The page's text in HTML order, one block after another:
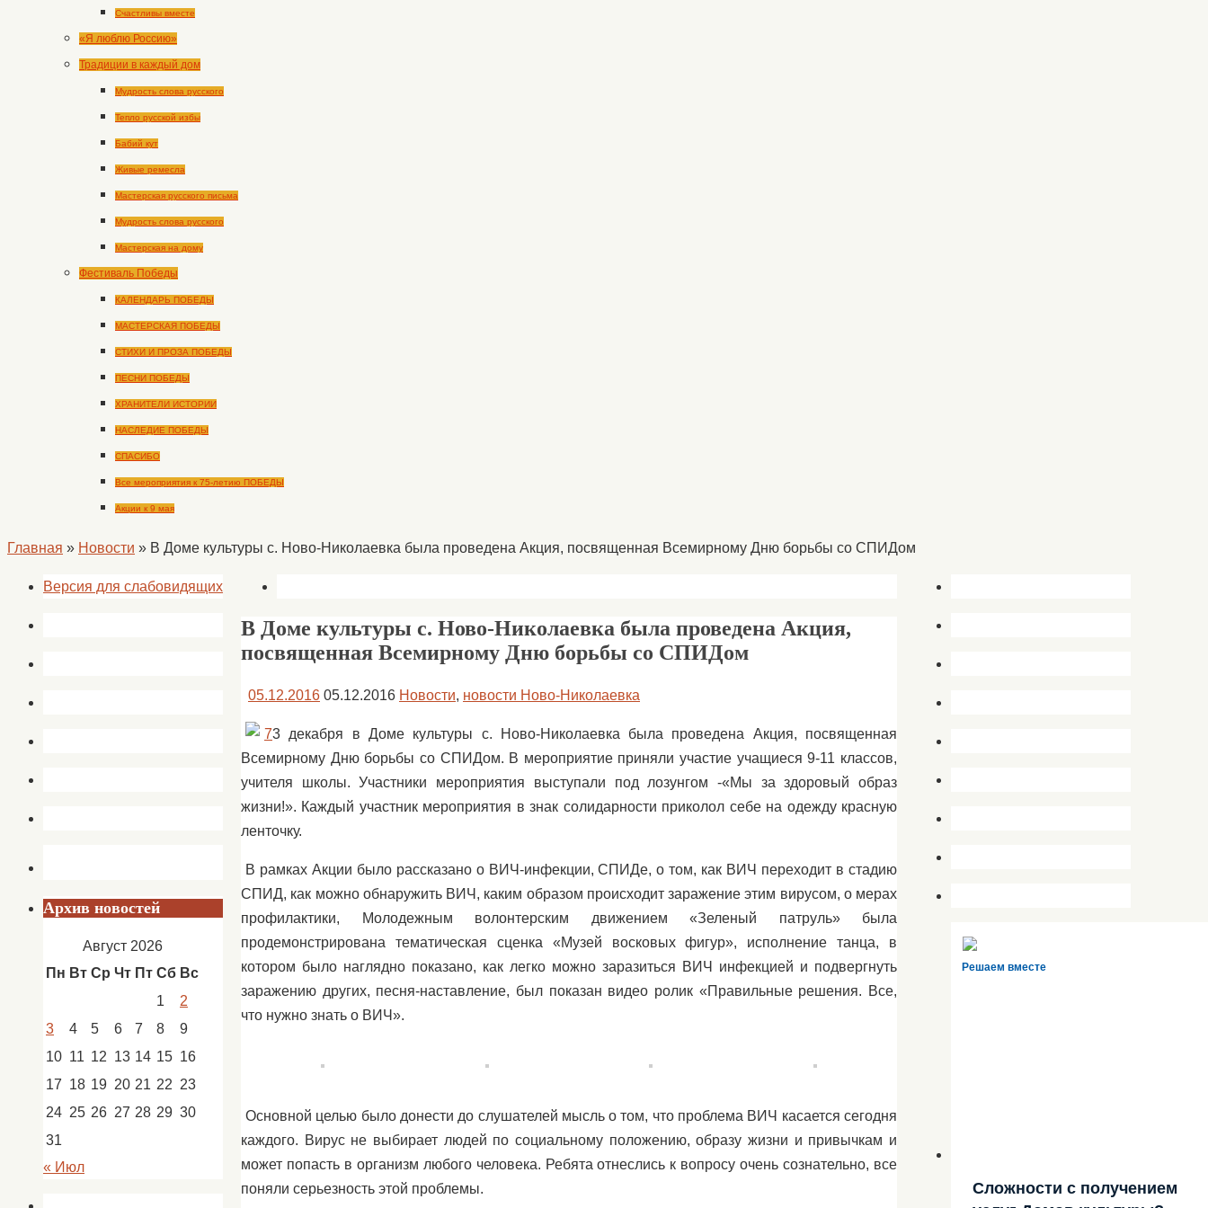
Счастливы вместе
«Я люблю Россию»
Традиции в каждый дом
Мудрость слова русского
Тепло русской избы
Бабий кут
Живые ремесла
Мастерская русского письма
Мудрость слова русского
Мастерская на дому
Фестиваль Победы
КАЛЕНДАРЬ ПОБЕДЫ
МАСТЕРСКАЯ ПОБЕДЫ
СТИХИ И ПРОЗА ПОБЕДЫ
ПЕСНИ ПОБЕДЫ
ХРАНИТЕЛИ ИСТОРИИ
НАСЛЕДИЕ ПОБЕДЫ
СПАСИБО
Все мероприятия к 75-летию ПОБЕДЫ
Акции к 9 мая
Главная » Новости » В Доме культуры с. Ново-Николаевка была проведена Акция, посвященная Всемирному Дню борьбы со СПИДом
В Доме культуры с. Ново-Николаевка была проведена Акция,
посвященная Всемирному Дню борьбы со СПИДом
05.12.2016 05.12.2016 Новости, новости Ново-Николаевка
3 декабря в Доме культуры с. Ново-Николаевка была проведена Акция, посвященная
Всемирному Дню борьбы со СПИДом. В мероприятие приняли участие учащиеся 9-11 классов,
учителя школы. Участники мероприятия выступали под лозунгом -«Мы за здоровый образ
жизни!». Каждый участник мероприятия в знак солидарности приколол себе на одежду красную
ленточку.
В рамках Акции было рассказано о ВИЧ-инфекции, СПИДе, о том, как ВИЧ переходит в стадию
СПИД, как можно обнаружить ВИЧ, каким образом происходит заражение этим вирусом, о мерах
профилактики, Молодежным волонтерским движением «Зеленый патруль» была
продемонстрирована тематическая сценка «Музей восковых фигур», исполнение танца, в
котором было наглядно показано, как легко можно заразиться ВИЧ инфекцией и подвергнуть
заражению других, песня-наставление, был показан видео ролик «Правильные решения. Все,
что нужно знать о ВИЧ».
Основной целью было донести до слушателей мысль о том, что проблема ВИЧ касается сегодня
каждого. Вирус не выбирает людей по социальному положению, образу жизни и привычкам и
может попасть в организм любого человека. Ребята отнеслись к вопросу очень сознательно, все
поняли серьезность этой проблемы.
Версия для слабовидящих
Архив новостей
Август 2026
Пн Вт Ср Чт Пт Сб Вс
1
2
3
4 5 6 7 8
9
10 11 12 13 14 15 16
17 18 19 20 21 22 23
24 25 26 27 28 29 30
31
« Июл
Решаем вместе
Сложности с получением